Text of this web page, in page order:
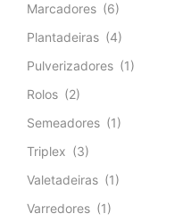
Marcadores (6)
Plantadeiras (4)
Pulverizadores (1)
Rolos (2)
Semeadores (1)
Triplex (3)
Valetadeiras (1)
Varredores (1)